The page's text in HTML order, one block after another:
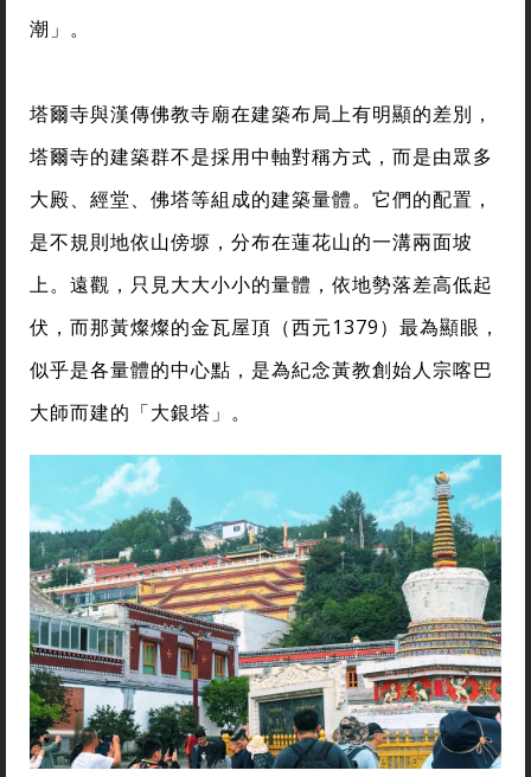
潮」。
塔爾寺與漢傳佛教寺廟在建築布局上有明顯的差別，
塔爾寺的建築群不是採用中軸對稱方式，而是由眾多
大殿、經堂、佛塔等組成的建築量體。它們的配置，
是不規則地依山傍塬，分布在蓮花山的一溝兩面坡
上。遠觀，只見大大小小的量體，依地勢落差高低起
伏，而那黃燦燦的金瓦屋頂（西元1379）最為顯眼，
似乎是各量體的中心點，是為紀念黃教創始人宗喀巴
大師而建的「大銀塔」。